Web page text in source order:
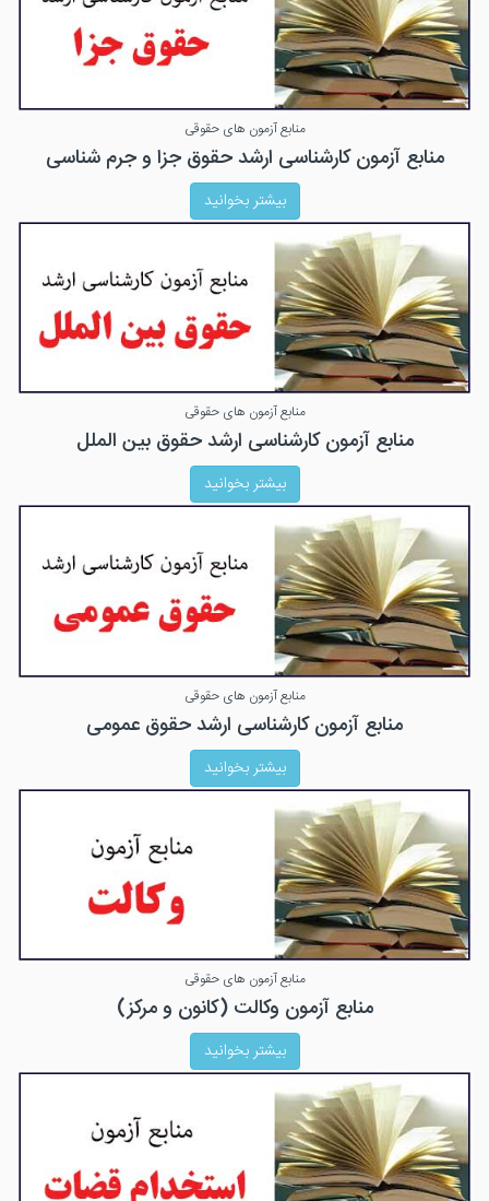
منابع آزمون های حقوقی
منابع آزمون کارشناسی ارشد حقوق جزا و جرم شناسی
بیشتر بخوانید
منابع آزمون های حقوقی
منابع آزمون کارشناسی ارشد حقوق بین الملل
بیشتر بخوانید
منابع آزمون های حقوقی
منابع آزمون کارشناسی ارشد حقوق عمومی
بیشتر بخوانید
منابع آزمون های حقوقی
منابع آزمون وکالت (کانون و مرکز)
بیشتر بخوانید